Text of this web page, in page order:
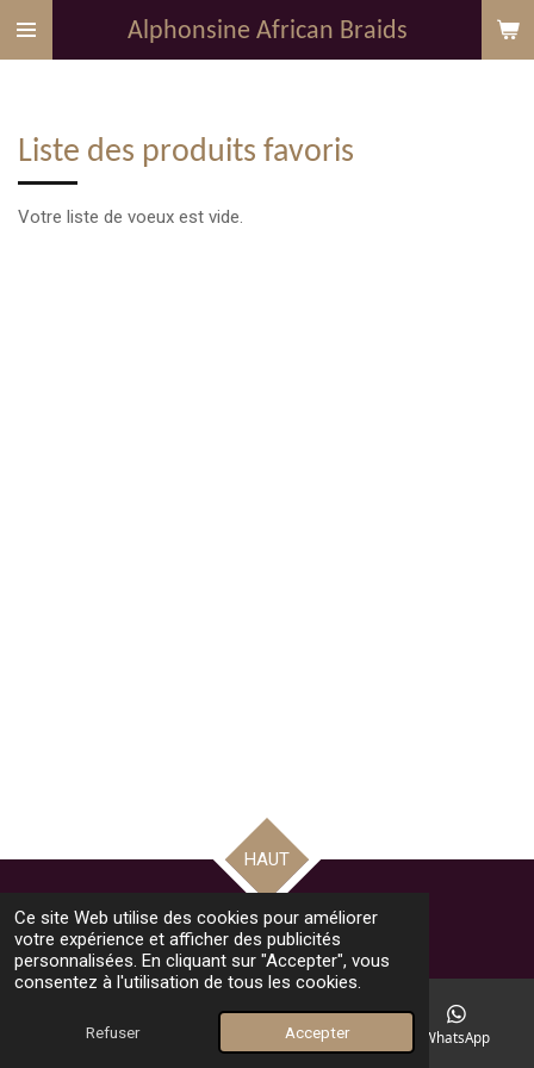
Ce site Web utilise des cookies pour améliorer
votre expérience et afficher des publicités
personnalisées. En cliquant sur "Accepter", vous
consentez à l'utilisation de tous les cookies.
Refuser Accepter
Passer
au
Alphonsine African Braids
Liste des produits favoris
Votre liste de voeux est vide.
HAUT
© 2025 - 2026 Alphonsine African Braids
E-mail Carte WhatsApp